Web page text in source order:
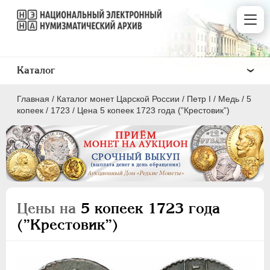
Главная / Каталог монет Царской России / Пeтр I / Медь / 5
копеек / 1723 / Цена 5 копеек 1723 года (”Крестовик”)
Цены на 5 копеек 1723 года
(”Крестовик”)
Каталог
ПEТР I 1699 - 1725
Серебро
Медь